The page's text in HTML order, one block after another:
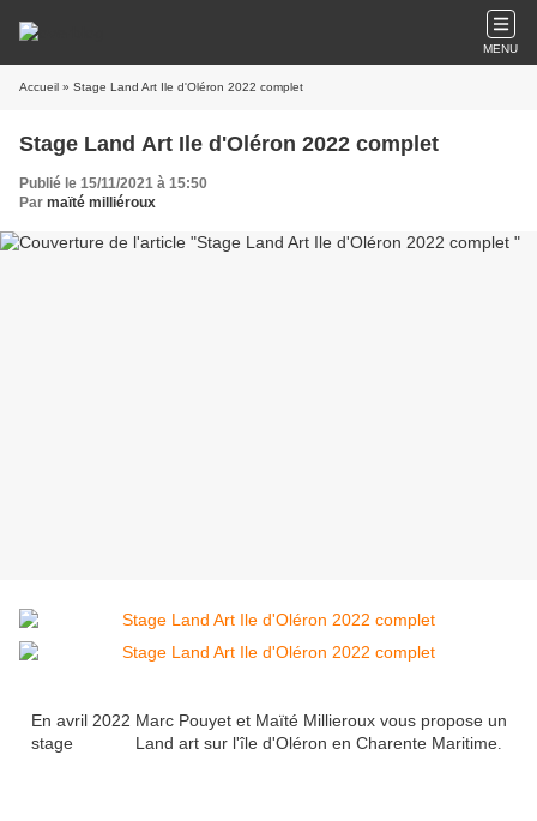
MENU
Accueil » Stage Land Art Ile d'Oléron 2022 complet
Stage Land Art Ile d'Oléron 2022 complet
Publié le 15/11/2021 à 15:50
Par maïté milliéroux
En avril 2022 Marc Pouyet et Maïté Millieroux vous propose un
stage Land art sur l'île d'Oléron en Charente Maritime​​​​​​.